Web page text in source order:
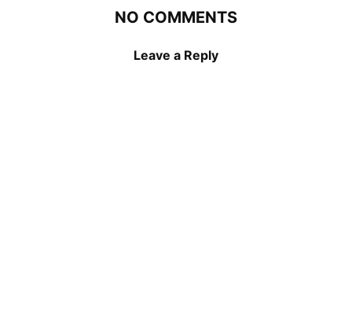
NO COMMENTS
Leave a Reply